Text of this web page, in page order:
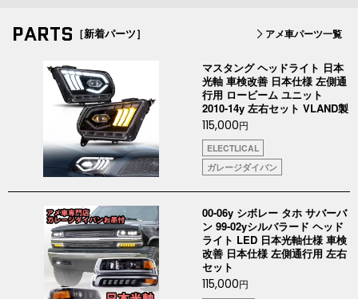
PARTS ［新着パーツ］ アメ車パーツ一覧
マスタング ヘッドライト 日本
光軸 車検改善 日本仕様 左側通
行用 ロービーム ユニット
2010-14y 左右セット VLAND製
115,000円
ELECTLICAL
ガレージダイバン
00-06y シボレー タホ サバーバ
ン 99-02yシルバラード ヘッド
ライト LED 日本光軸仕様 車検
改善 日本仕様 左側通行用 左右
セット
115,000円